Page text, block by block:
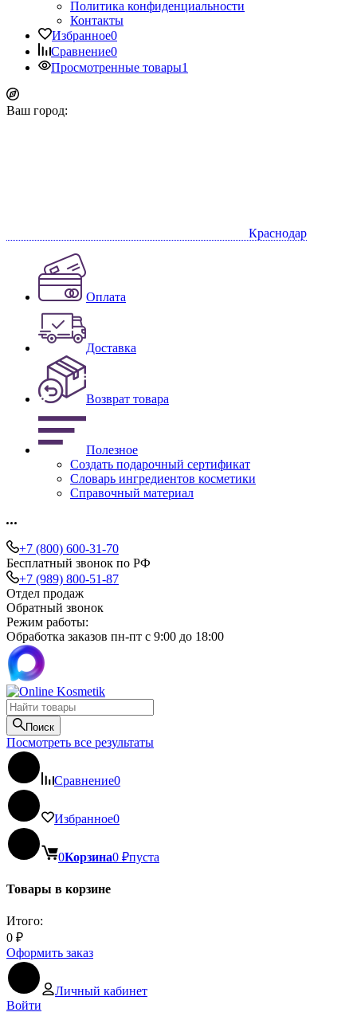
Политика конфиденциальности
Контакты
Избранное0
Сравнение0
Просмотренные товары1
Ваш город:
Краснодар
Оплата
Доставка
Возврат товара
Полезное
Создать подарочный сертификат
Словарь ингредиентов косметики
Справочный материал
+7 (800) 600-31-70
Бесплатный звонок по РФ
+7 (989) 800-51-87
Отдел продаж
Обратный звонок
Режим работы:
Обработка заказов пн-пт с 9:00 до 18:00
Поиск
Посмотреть все результаты
Сравнение0
Избранное0
0Корзина0 ₽пуста
Товары в корзине
Итого:
0 ₽
Оформить заказ
Личный кабинет
Войти